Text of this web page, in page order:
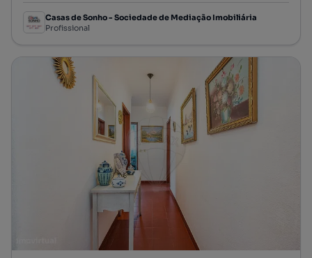
Casas de Sonho - Sociedade de Mediação Imobiliária
Profissional